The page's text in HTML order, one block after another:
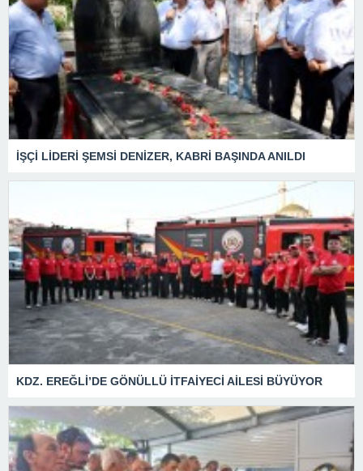
İŞÇİ LİDERİ ŞEMSİ DENİZER, KABRİ BAŞINDA ANILDI
KDZ. EREĞLİ’DE GÖNÜLLÜ İTFAİYECİ AİLESİ BÜYÜYOR